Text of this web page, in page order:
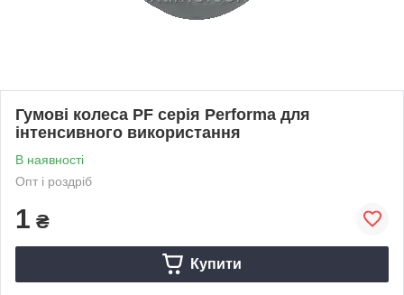
Гумові колеса PF серія Performa для
інтенсивного використання
В наявності
Опт і роздріб
1 ₴
Купити